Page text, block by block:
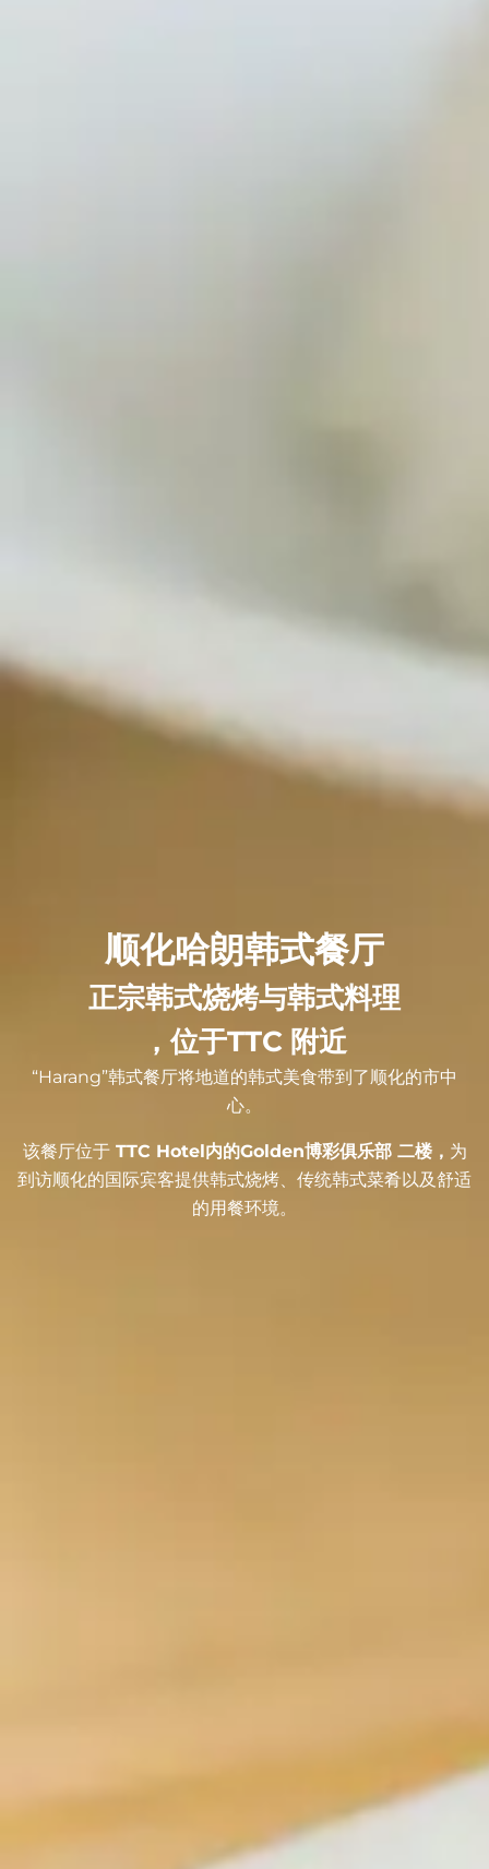
顺化哈朗韩式餐厅
正宗韩式烧烤与韩式料理
，位于TTC 附近
“Harang”韩式餐厅将地道的韩式美食带到了顺化的市中
心。
该餐厅位于TTC Hotel内的Golden博彩俱乐部 二楼， 为
到访顺化的国际宾客提供韩式烧烤、传统韩式菜肴以及舒适
的用餐环境。